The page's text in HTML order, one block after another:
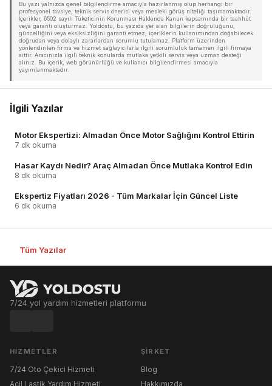
Bu yazı yalnızca genel bilgilendirme amacıyla hazırlanmış olup herhangi bir
profesyonel tavsiye, teknik servis önerisi veya mesleki görüş niteliği taşımamaktadır.
İçerikler, 6502 sayılı Tüketicinin Korunması Hakkında Kanun kapsamında bir taahhüt
veya garanti oluşturmaz. Yoldostu, bu yazıda yer alan bilgilerin doğruluğunu,
güncelliğini veya eksiksizliğini garanti etmez; içeriklerin kullanımından doğabilecek
doğrudan veya dolaylı zararlardan sorumlu tutulamaz. Platform üzerinden
yönlendirilen firma ve hizmet sağlayıcılarla ilgili sorumluluk tamamen ilgili firmaya
aittir. Aracınızla ilgili teknik konularda mutlaka yetkili servis veya uzman desteği
alınız. Bu içerik, web görünürlüğü ve kullanıcı bilgilendirmesi amacıyla
yayımlanmaktadır.
İlgili Yazılar
Motor Ekspertizi: Almadan Önce Motor Sağlığını Kontrol Ettirin
7 dk okuma
Hasar Kaydı Nedir? Araç Almadan Önce Mutlaka Kontrol Edin
8 dk okuma
Ekspertiz Fiyatları 2026 - Tüm Markalar İçin Güncel Liste
6 dk okuma
Tüm Yazılar
7/24 yol yardım hizmetleri platformu
HIZMETLER
7/24 Oto Çekici Hizmeti
Acil Lastik Yardım Hizmeti
ŞIRKET
Blog
Hakkımızda